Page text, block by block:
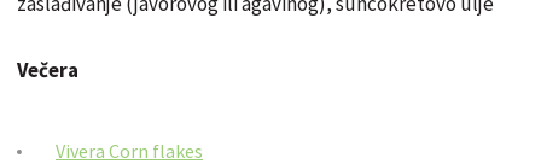
Večera
Vivera Corn flakes